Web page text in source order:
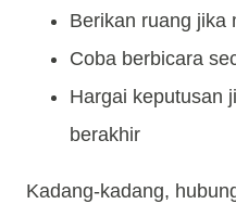
Berikan ruang jika
Coba berbicara
Hargai keputusan
berakhir
Kadang-kadang,